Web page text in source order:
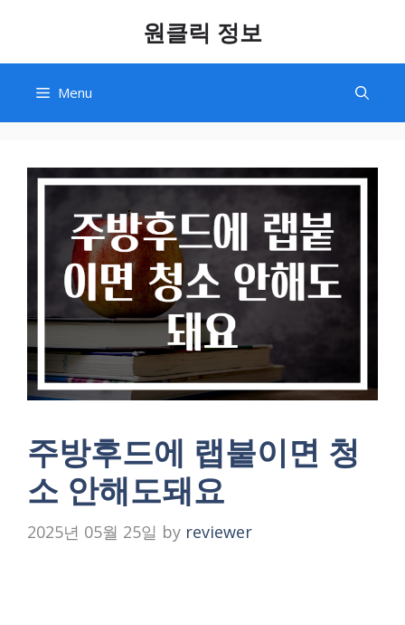
content
원클릭 정보
Menu
주방후드에 랩붙이면 청
소 안해도돼요
2025년 05월 25일 by reviewer